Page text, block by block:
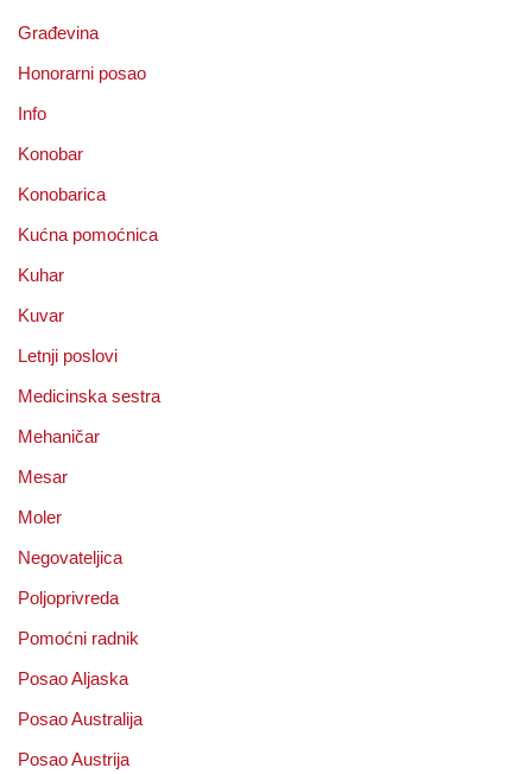
Građevina
Honorarni posao
Info
Konobar
Konobarica
Kućna pomoćnica
Kuhar
Kuvar
Letnji poslovi
Medicinska sestra
Mehaničar
Mesar
Moler
Negovateljica
Poljoprivreda
Pomoćni radnik
Posao Aljaska
Posao Australija
Posao Austrija